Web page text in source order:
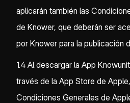
aplicarán también las
de Knower, que deberán ser
por Knower para la publicación
1.4 Al descargar la App
través de la App Store de
Condiciones Generales de